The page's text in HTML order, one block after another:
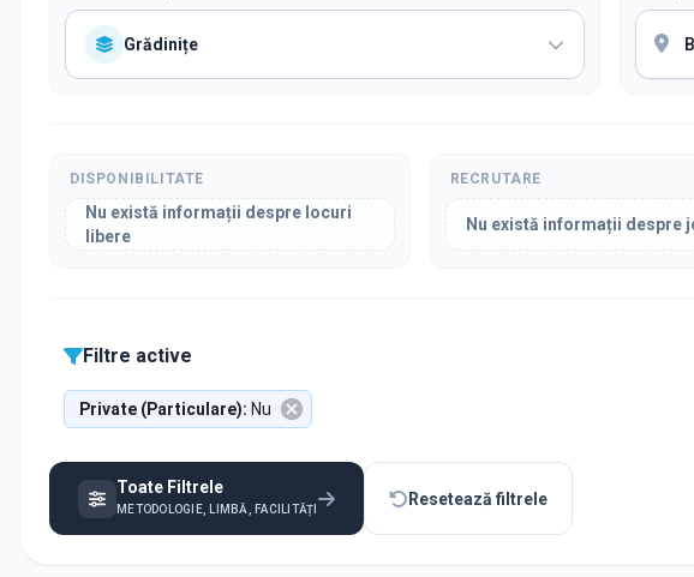
Grădinițe
DISPONIBILITATE
Nu există informații despre locuri
libere
RECRUTARE
Nu există informații despre
Filtre active
Private (Particulare): Nu
Toate Filtrele
METODOLOGIE, LIMBĂ, FACILITĂȚI
Resetează filtrele